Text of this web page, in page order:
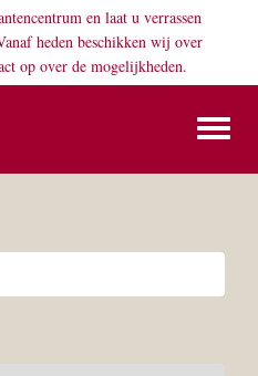
en laat u verrassen
heden beschikken wij over
op over de mogelijkheden.